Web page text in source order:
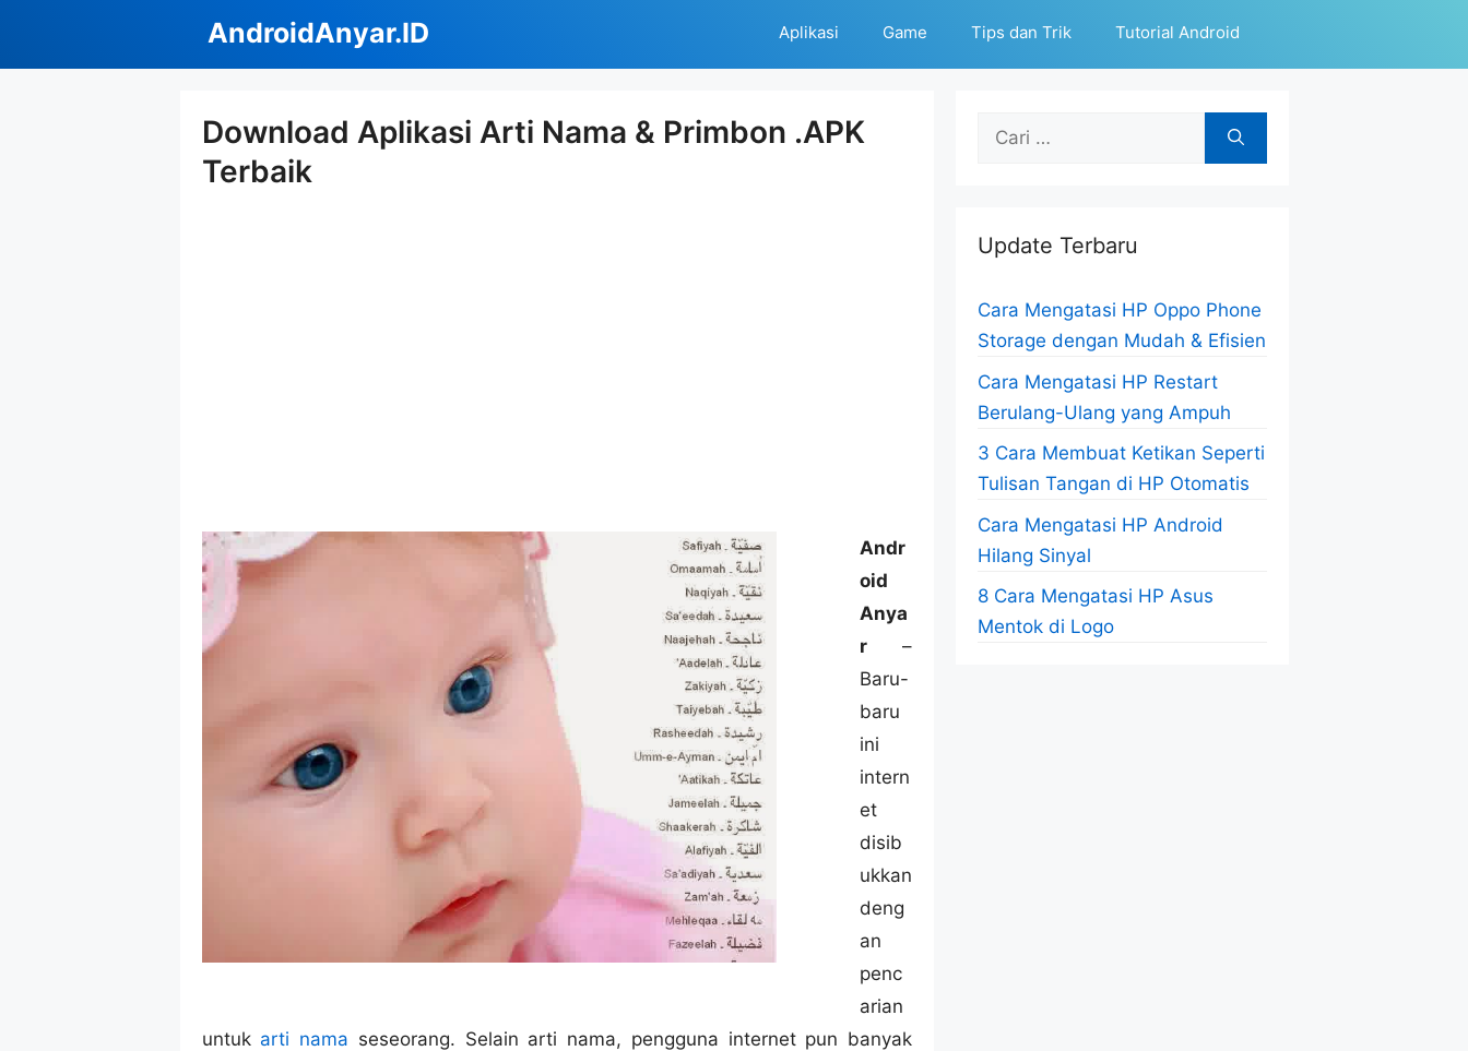
isi
AndroidAnyar.ID Aplikasi Game Tips dan Trik Tutorial Android
Download Aplikasi Arti Nama & Primbon .APK
Terbaik
Andr
oid
Anya
r–
Baru-
baru
ini
intern
et
disib
ukkan
deng
an
penc
arian
untuk arti nama seseorang. Selain arti nama, pengguna internet pun banyak
Cari
Update Terbaru
Cara Mengatasi HP Oppo Phone
Storage dengan Mudah & Efisien
Cara Mengatasi HP Restart
Berulang-Ulang yang Ampuh
3 Cara Membuat Ketikan Seperti
Tulisan Tangan di HP Otomatis
Cara Mengatasi HP Android
Hilang Sinyal
8 Cara Mengatasi HP Asus
Mentok di Logo